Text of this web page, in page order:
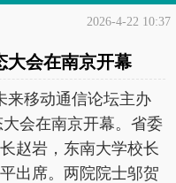
2026-4-22 10:37
大会在南京开幕
来移动通信论坛主办
会在南京开幕。省委
赵岩，东南大学校长
出席。两院院士邬贺